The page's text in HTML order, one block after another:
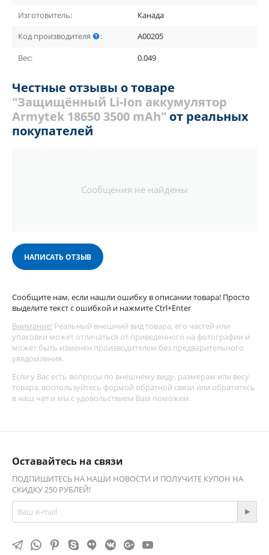
Изготовитель:
Канада
Код производителя
: A00205
Вес: 0.049
Честные отзывы о товаре
"Защищённый Li-Ion аккумулятор
Armytek 18650 3500 mAh" от реальных
покупателей
Сообщения не найдены
НАПИСАТЬ ОТЗЫВ
Сообщите нам, если нашли ошибку в описании товара! Просто
выделите текст с ошибкой и нажмите Ctrl+Enter
Внимание! Реальный внешний вид товара, его частей или
упаковки может отличаться от приведенного на фотографии и
может быть изменён производителем без предварительного
уведомления.
Если у Вас есть вопросы по внешнему виду, размерам или весу
товара, воспользуйтесь формой обратной связи или обратитесь
в наш чат и мы с удовольствием Вам поможем.
Оставайтесь на связи
ПОДПИШИТЕСЬ НА НАШИ НОВОСТИ И ПОЛУЧИТЕ КУПОН НА
СКИДКУ 250 РУБЛЕЙ!